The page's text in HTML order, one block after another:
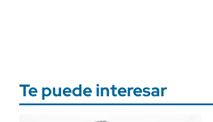
Te puede interesar